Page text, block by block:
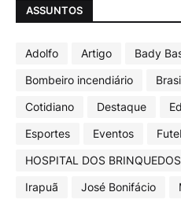
ASSUNTOS
Adolfo Artigo
Bady
Bombeiro incendiário
Cotidiano
Destaque
Esportes
Eventos
HOSPITAL DOS BRINQUEDOS
Irapuã
José Bonifácio